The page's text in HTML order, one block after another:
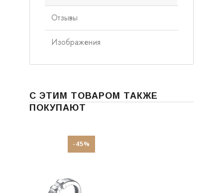
Отзывы
Изображения
С ЭТИМ ТОВАРОМ ТАКЖЕ
ПОКУПАЮТ
-45%